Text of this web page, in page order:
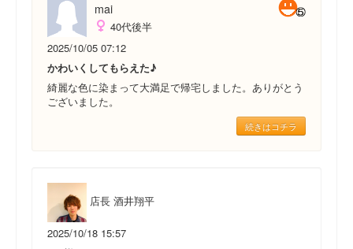
mai
40代後半
2025/10/05 07:12
かわいくしてもらえた♪
綺麗な色に染まって大満足で帰宅しました。ありがとう
ございました。
続きはコチラ
店長 酒井翔平
2025/10/18 15:57